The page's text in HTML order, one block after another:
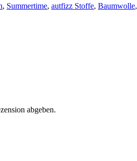
, Summertime, autfizz Stoffe, Baumwolle,
abgeben.